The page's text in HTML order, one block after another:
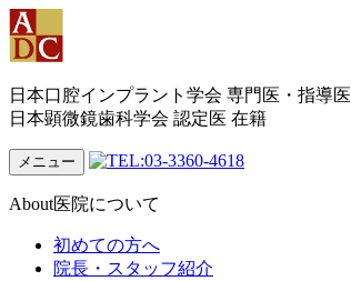
日本口腔インプラント学会 専門医・指導医
日本顕微鏡歯科学会 認定医 在籍
メニュー
About医院について
初めての方へ
院長・スタッフ紹介